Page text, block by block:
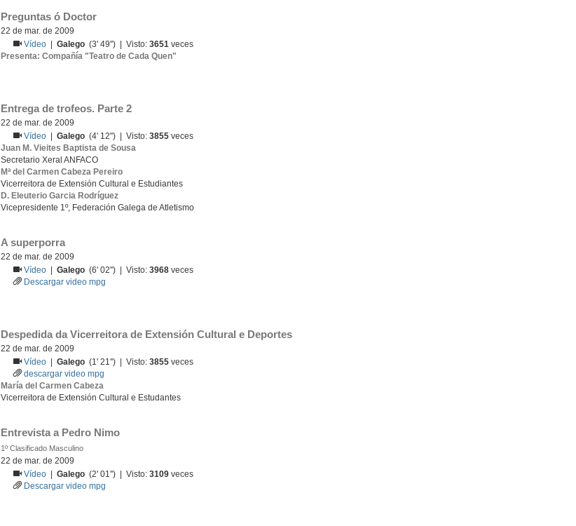
Preguntas ó Doctor
22 de mar. de 2009
Vídeo |Galego (3' 49'') | Visto:3651 veces
Presenta: Compañía "Teatro de Cada Quen"
Entrega de trofeos. Parte 2
22 de mar. de 2009
Vídeo |Galego (4' 12'') | Visto:3855 veces
Juan M. Vieites Baptista de Sousa
Secretario Xeral ANFACO
Mª del Carmen Cabeza Pereiro
Vicerreitora de Extensión Cultural e Estudiantes
D. Eleuterio Garcia Rodríguez
Vicepresidente 1º, Federación Galega de Atletismo
A superporra
22 de mar. de 2009
Vídeo |Galego (6' 02'') | Visto:3968 veces
Descargar video mpg
Despedida da Vicerreitora de Extensión Cultural e Deportes
22 de mar. de 2009
Vídeo |Galego (1' 21'') | Visto:3855 veces
descargar video mpg
María del Carmen Cabeza
Vicerreitora de Extensión Cultural e Estudantes
Entrevista a Pedro Nimo
1º Clasificado Masculino
22 de mar. de 2009
Vídeo |Galego (2' 01'') | Visto:3109 veces
Descargar video mpg